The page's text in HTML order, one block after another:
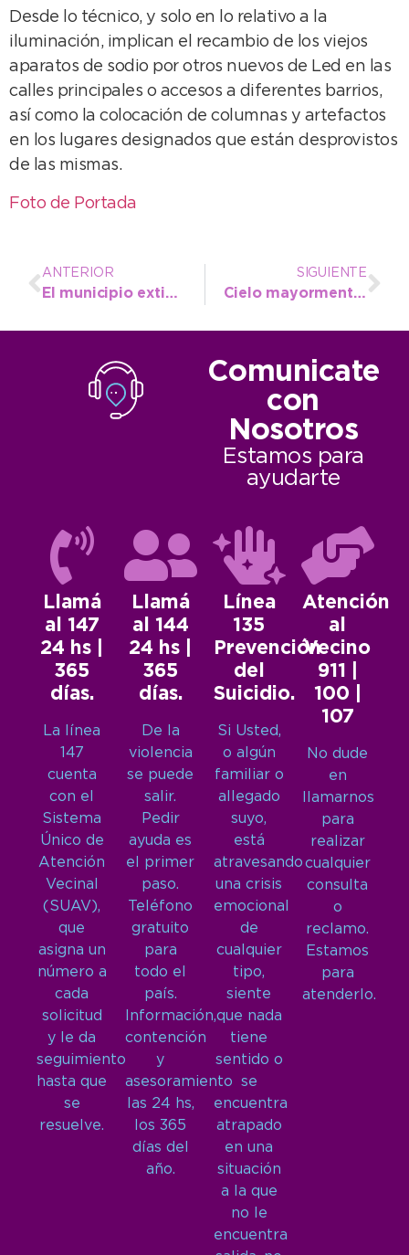
Desde lo técnico, y solo en lo relativo a la
iluminación, implican el recambio de los viejos
aparatos de sodio por otros nuevos de Led en las
calles principales o accesos a diferentes barrios,
así como la colocación de columnas y artefactos
en los lugares designados que están desprovistos
de las mismas.
Foto de Portada
ANTERIOR
El municipio extiende el servicio de cloacas a numerosos barrios del distrito
SIGUIENTE
Cielo mayormente nublado y clima ventoso para este viernes y el fin de semana
Comunicate
con
Nosotros
Estamos para
ayudarte
Llamá
al 147
24 hs |
365
días.
La línea
147
cuenta
con el
Sistema
Único de
Atención
Vecinal
(SUAV),
que
asigna un
número a
cada
solicitud
y le da
seguimiento
hasta que
se
resuelve.
Llamá
al 144
24 hs |
365
días.
De la
violencia
se puede
salir.
Pedir
ayuda es
el primer
paso.
Teléfono
gratuito
para
todo el
país.
Información,
contención
y
asesoramiento
las 24 hs,
los 365
días del
año.
Línea
135
Prevención
del
Suicidio.
Si Usted,
o algún
familiar o
allegado
suyo,
está
atravesando
una crisis
emocional
de
cualquier
tipo,
siente
que nada
tiene
sentido o
se
encuentra
atrapado
en una
situación
a la que
no le
encuentra
Atención
al
Vecino
911 |
100 |
107
No dude
en
llamarnos
para
realizar
cualquier
consulta
o
reclamo.
Estamos
para
atenderlo.